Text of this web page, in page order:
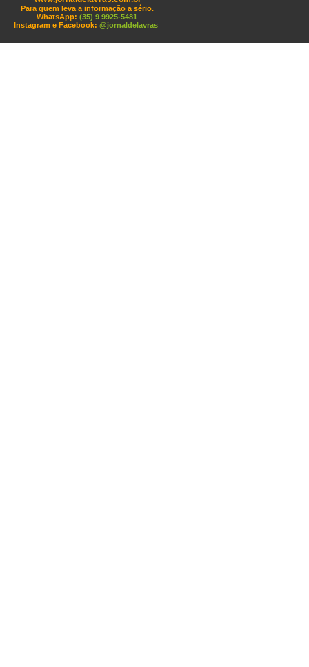
Para quem leva a informação a sério.
WhatsApp: (35) 9 9925-5481
Instagram e Facebook: @jornaldelavras